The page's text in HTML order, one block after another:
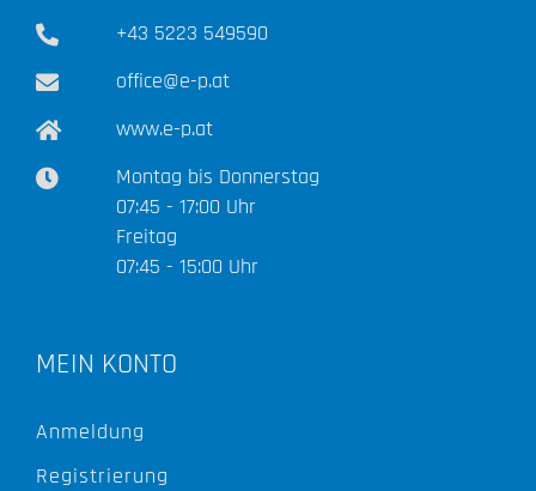
+43 5223 549590
office@e-p.at
www.e-p.at
Montag bis Donnerstag
07:45 - 17:00 Uhr
Freitag
07:45 - 15:00 Uhr
MEIN KONTO
Anmeldung
Registrierung